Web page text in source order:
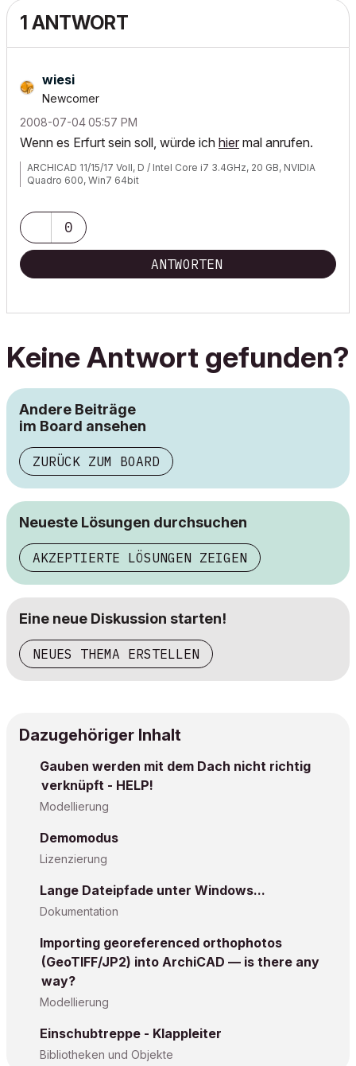
1 ANTWORT
wiesi
Newcomer
‎2008-07-0405:57 PM
Wenn es Erfurt sein soll, würde ich hier mal anrufen.
ARCHICAD 11/15/17 Voll, D / Intel Core i7 3.4GHz, 20 GB, NVIDIA
Quadro 600, Win7 64bit
0
ANTWORTEN
Keine Antwort gefunden?
Andere Beiträge
im Board ansehen
ZURÜCK ZUM BOARD
Neueste Lösungen durchsuchen
AKZEPTIERTE LÖSUNGEN ZEIGEN
Eine neue Diskussion starten!
NEUES THEMA ERSTELLEN
Dazugehöriger Inhalt
Gauben werden mit dem Dach nicht richtig
verknüpft - HELP!
Modellierung
Demomodus
Lizenzierung
Lange Dateipfade unter Windows...
Dokumentation
Importing georeferenced orthophotos
(GeoTIFF/JP2) into ArchiCAD — is there any
way?
Modellierung
Einschubtreppe - Klappleiter
Bibliotheken und Objekte